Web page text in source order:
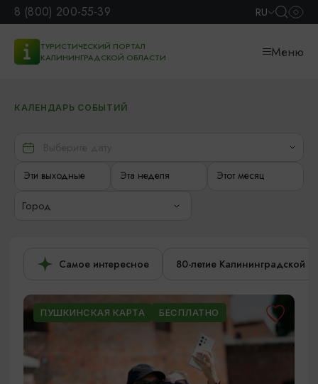
8 (800) 200-55-39 RU
ТУРИСТИЧЕСКИЙ ПОРТАЛ
КАЛИНИНГРАДСКОЙ ОБЛАСТИ
Меню
КАЛЕНДАРЬ СОБЫТИЙ
Эти выходные Эта неделя Этот месяц
Город
Самое интересное 80-летие Калининградской
ПУШКИНСКАЯ КАРТА БЕСПЛАТНО